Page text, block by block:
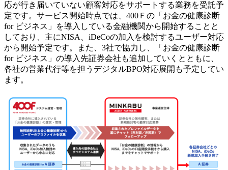
応が行き届いていない顧客対応をサポートする業務を受託予
定です。サービス開始時点では、400Ｆの「お金の健康診断
for ビジネス」を導入している金融機関から開始することと
しており、主にNISA、iDeCoの加入を検討するユーザー対応
から開始予定です。また、3社で協力し、「お金の健康診断
for ビジネス」の導入先証券会社も追加していくとともに、
各社の営業代行等を担うデジタルBPO対応展開も予定してい
ます。